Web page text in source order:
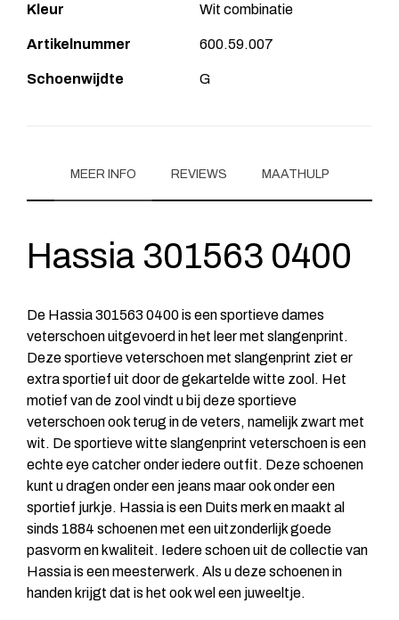
Kleur Wit combinatie
Artikelnummer 600.59.007
Schoenwijdte G
MEER INFO REVIEWS MAATHULP
Hassia 301563 0400
De Hassia 301563 0400 is een sportieve dames
veterschoen uitgevoerd in het leer met slangenprint.
Deze sportieve veterschoen met slangenprint ziet er
extra sportief uit door de gekartelde witte zool. Het
motief van de zool vindt u bij deze sportieve
veterschoen ook terug in de veters, namelijk zwart met
wit. De sportieve witte slangenprint veterschoen is een
echte eye catcher onder iedere outfit. Deze schoenen
kunt u dragen onder een jeans maar ook onder een
sportief jurkje. Hassia is een Duits merk en maakt al
sinds 1884 schoenen met een uitzonderlijk goede
pasvorm en kwaliteit. Iedere schoen uit de collectie van
Hassia is een meesterwerk. Als u deze schoenen in
handen krijgt dat is het ook wel een juweeltje.